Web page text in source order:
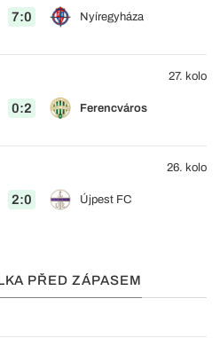
7:0 Nyíregyháza
0:2 Ferencváros
27. kolo
2:0 Újpest FC
26. kolo
PŘED ZÁPASEM